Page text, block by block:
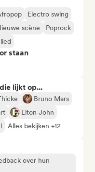
Electro swing
scène
Poprock
staan
lijkt op...
Bruno Mars
Elton John
Alles bekijken +12
over hun